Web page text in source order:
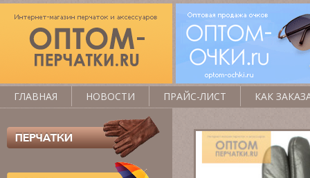
ГЛАВНАЯ НОВОСТИ ПРАЙС-ЛИСТ КАК